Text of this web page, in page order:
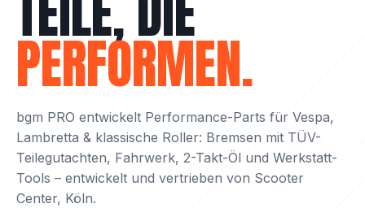
PERFORMEN.
bgm PRO entwickelt Performance-Parts für Vespa,
Lambretta & klassische Roller: Bremsen mit TÜV-
Teilegutachten, Fahrwerk, 2-Takt-Öl und Werkstatt-
Tools – entwickelt und vertrieben von Scooter
Center, Köln.